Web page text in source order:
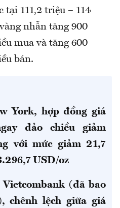
tại 111,2 triệu – 114
nhẫn tăng 900
mua và tăng 600
bán.
York, hợp đồng giá
đảo chiều giảm
với mức giảm 21,7
USD/oz
(đã bao
chênh lệch giữa giá